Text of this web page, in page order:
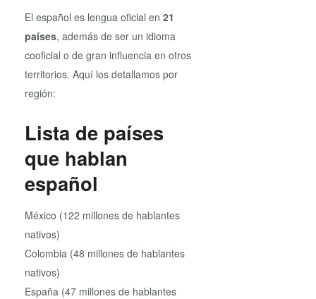
El español es lengua oficial en 21
países, además de ser un idioma
cooficial o de gran influencia en otros
territorios. Aquí los detallamos por
región:
Lista de países
que hablan
español
México (122 millones de hablantes
nativos)
Colombia (48 millones de hablantes
nativos)
España (47 millones de hablantes